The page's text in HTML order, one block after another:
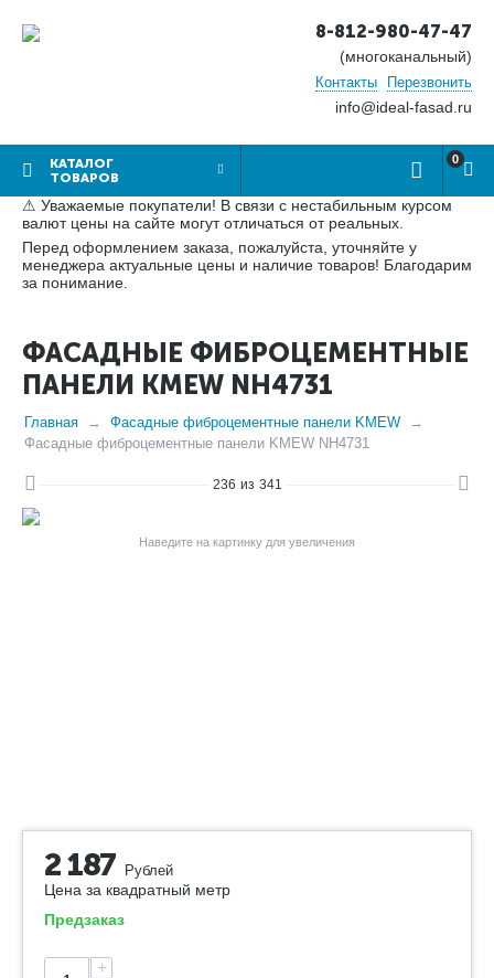
8-812-980-47-47
(многоканальный)
Контакты Перезвонить
info@ideal-fasad.ru
КАТАЛОГ
ТОВАРОВ
0
⚠ Уважаемые покупатели! В связи с нестабильным курсом
валют цены на сайте могут отличаться от реальных.
Перед оформлением заказа, пожалуйста, уточняйте у
менеджера актуальные цены и наличие товаров! Благодарим
за понимание.
ФАСАДНЫЕ ФИБРОЦЕМЕНТНЫЕ
ПАНЕЛИ KMEW NH4731
Главная
Фасадные фиброцементные панели KMEW
Фасадные фиброцементные панели KMEW NH4731
236 из 341
Наведите на картинку для увеличения
2 187 Рублей
Цена за квадратный метр
Предзаказ
+